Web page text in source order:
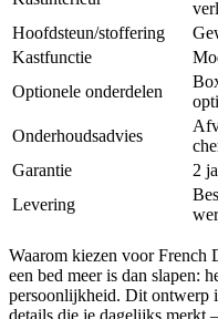
Hoofdsteun/stoffering
Kastfunctie
Optionele onderdelen
Onderhoudsadvies
Garantie
2
Levering
Waarom kiezen voor
een bed meer is dan slapen:
persoonlijkheid. Dit ontwerp